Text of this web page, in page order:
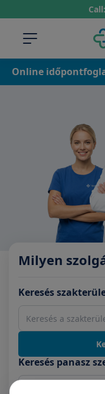
Call:
Online
Milyen
Keresés
Keresés panasz